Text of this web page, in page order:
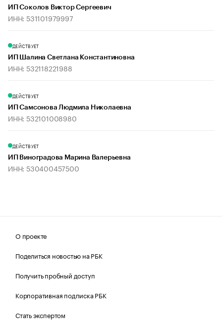
ИП Соколов Виктор Сергеевич
ИНН: 531101979997
ДЕЙСТВУЕТ
ИП Шалина Светлана Константиновна
ИНН: 532118221988
ДЕЙСТВУЕТ
ИП Самсонова Людмила Николаевна
ИНН: 532101008980
ДЕЙСТВУЕТ
ИП Виноградова Марина Валерьевна
ИНН: 530400457500
О проекте
Поделиться новостью на РБК
Получить пробный доступ
Корпоративная подписка РБК
Стать экспертом